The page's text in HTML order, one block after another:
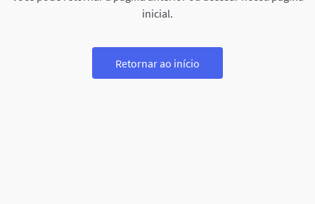
inicial.
Retornar ao início